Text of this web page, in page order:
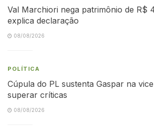
Val Marchiori nega patrimônio de R$
explica declaração
08/08/2026
POLÍTICA
Cúpula do PL sustenta Gaspar na
superar críticas
08/08/2026